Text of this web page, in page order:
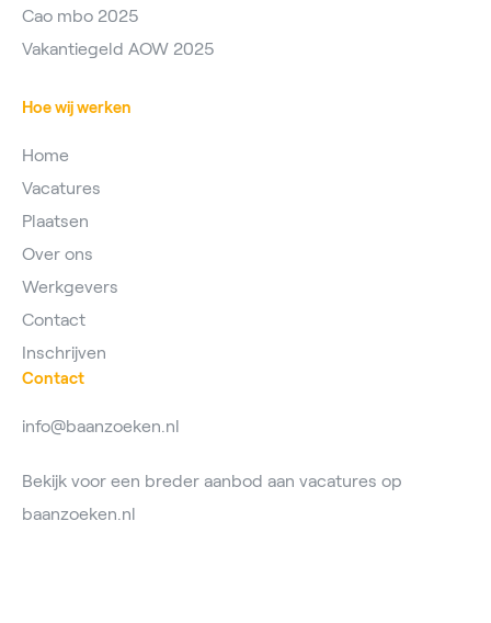
Cao mbo 2025
Vakantiegeld AOW 2025
Hoe wij werken
Home
Vacatures
Plaatsen
Over ons
Werkgevers
Contact
Inschrijven
Contact
info@baanzoeken.nl
Bekijk voor een breder aanbod aan vacatures op
baanzoeken.nl